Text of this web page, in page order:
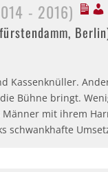
- 2016)
Kassenknüller.
Bühne bringt.
mit ihrem
schwankhafte